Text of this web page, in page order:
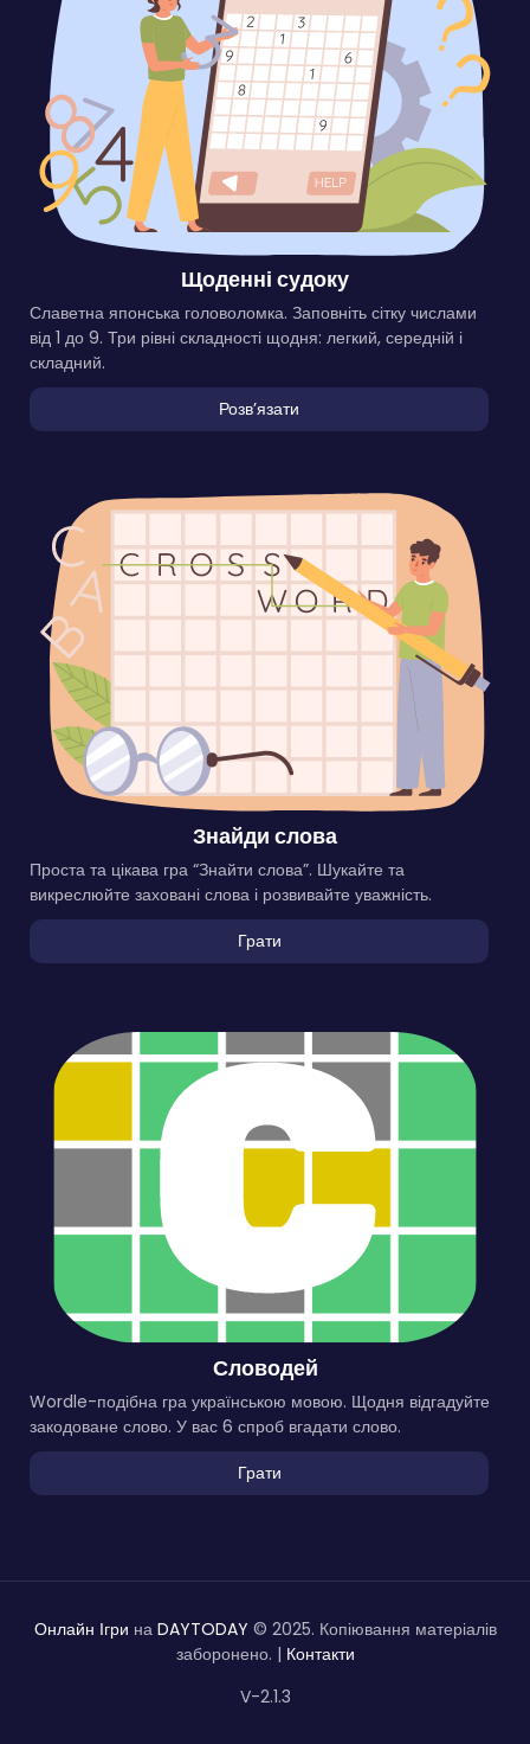
Щоденні судоку
Славетна японська головоломка. Заповніть сітку числами
від 1 до 9. Три рівні складності щодня: легкий, середній і
складний.
Розвʼязати
Знайди слова
Проста та цікава гра “Знайти слова”. Шукайте та
викреслюйте заховані слова і розвивайте уважність.
Грати
Словодей
Wordle-подібна гра українською мовою. Щодня відгадуйте
закодоване слово. У вас 6 спроб вгадати слово.
Грати
Онлайн Ігри на DAYTODAY © 2025. Копіювання матеріалів
заборонено. | Контакти
V-2.1.3